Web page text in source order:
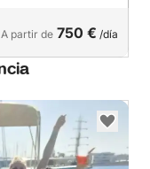
A partir de 750 € /día